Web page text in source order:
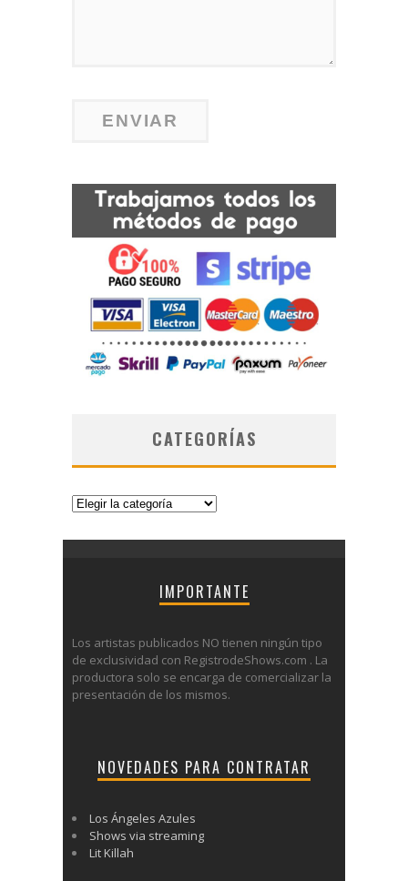
CATEGORÍAS
Categorías
IMPORTANTE
Los artistas publicados NO tienen ningún tipo
de exclusividad con RegistrodeShows.com . La
productora solo se encarga de comercializar la
presentación de los mismos.
NOVEDADES PARA CONTRATAR
Los Ángeles Azules
Shows via streaming
Lit Killah